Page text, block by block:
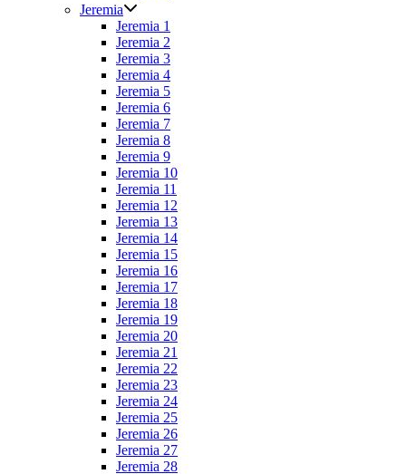
Jeremia
Jeremia 1
Jeremia 2
Jeremia 3
Jeremia 4
Jeremia 5
Jeremia 6
Jeremia 7
Jeremia 8
Jeremia 9
Jeremia 10
Jeremia 11
Jeremia 12
Jeremia 13
Jeremia 14
Jeremia 15
Jeremia 16
Jeremia 17
Jeremia 18
Jeremia 19
Jeremia 20
Jeremia 21
Jeremia 22
Jeremia 23
Jeremia 24
Jeremia 25
Jeremia 26
Jeremia 27
Jeremia 28